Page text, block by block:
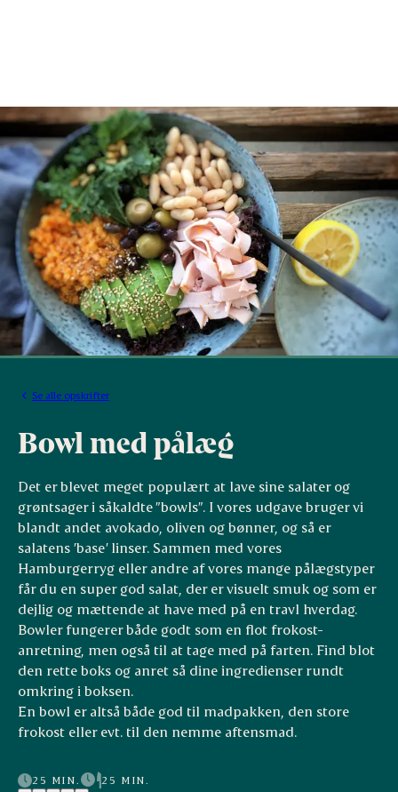
Se alle opskrifter
Bowl med pålæg
Det er blevet meget populært at lave sine salater og
grøntsager i såkaldte ”bowls”. I vores udgave bruger vi
blandt andet avokado, oliven og bønner, og så er
salatens ’base’ linser. Sammen med vores
Hamburgerryg eller andre af vores mange pålægstyper
får du en super god salat, der er visuelt smuk og som er
dejlig og mættende at have med på en travl hverdag.
Bowler fungerer både godt som en flot frokost-
anretning, men også til at tage med på farten. Find blot
den rette boks og anret så dine ingredienser rundt
omkring i boksen.
En bowl er altså både god til madpakken, den store
frokost eller evt. til den nemme aftensmad.
25 MIN.
25 MIN.